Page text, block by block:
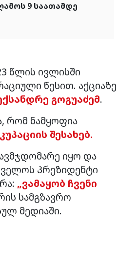
9 საათამდე
წლის ივლისში
წესით. აქციაზე
გოგუაძემ.
რომ ნამყოფია
შესახებ.
იყო და
პრეზიდენტი
„ვამაყობ ჩვენი
სამგზავრო
მედიაში.